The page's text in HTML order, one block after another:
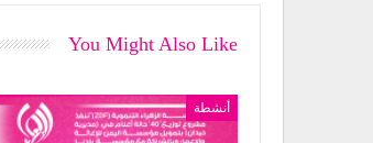
You Might Also Like
أنشطة